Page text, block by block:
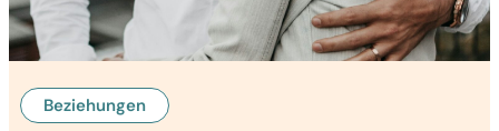
Beziehungen